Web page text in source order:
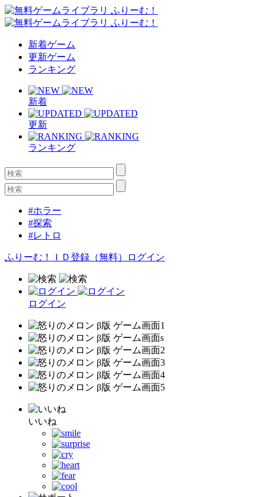
新着ゲーム
更新ゲーム
ランキング
新着
更新
ランキング
#ホラー
#探索
#レトロ
ふりーむ！ＩＤ登録（無料） ログイン
ログイン
いいね